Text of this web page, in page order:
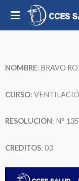
NOMBRE: BRAVO
CURSO:
RESOLUCION: N°
CREDITOS: 03